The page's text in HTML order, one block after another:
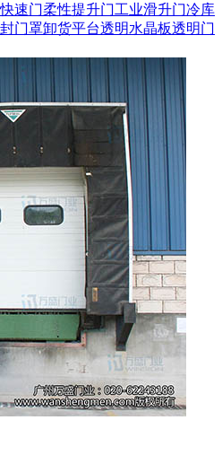
速门柔性提升门工业滑升门冷库
门罩卸货平台透明水晶板透明门